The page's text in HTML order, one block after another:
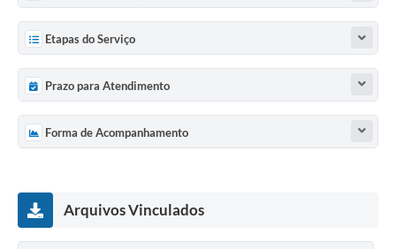
Turismo
Receitas
Despesas
Relatório circunstanciado
Etapas do Serviço
Prazo para Atendimento
Forma de Acompanhamento
Arquivos Vinculados